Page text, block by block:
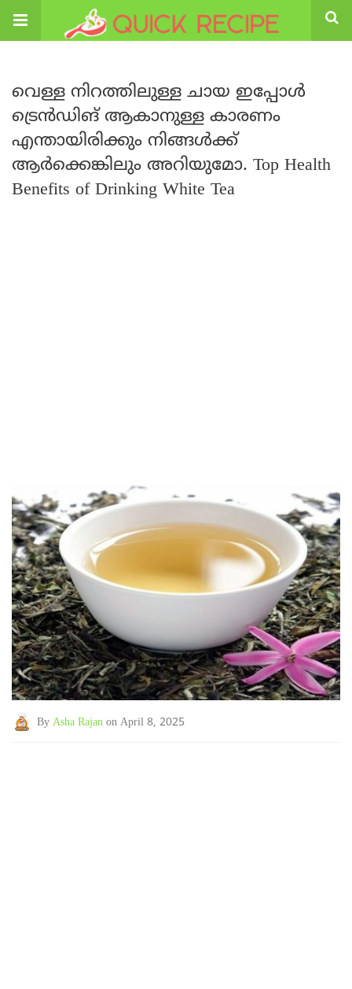
വെള്ള നിറത്തിലുള്ള ചായ ഇപ്പോൾ
ട്രെൻഡിങ് ആകാനുള്ള കാരണം
എന്തായിരിക്കും നിങ്ങൾക്ക്
ആർക്കെങ്കിലും അറിയുമോ. Top Health
Benefits of Drinking White Tea
By Asha Rajan on April 8, 2025